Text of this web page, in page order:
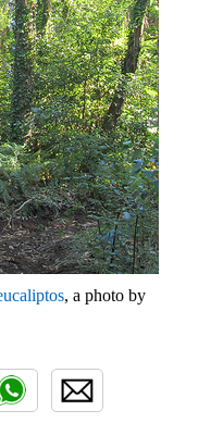
, a photo by